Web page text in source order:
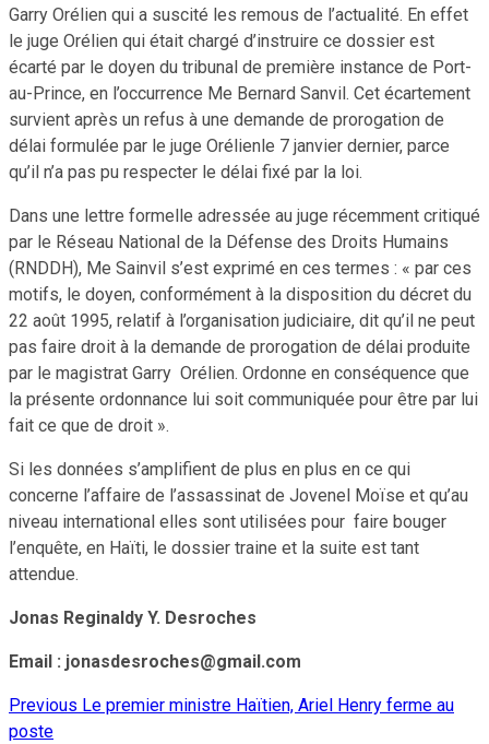
Garry Orélien qui a suscité les remous de l’actualité. En effet
le juge Orélien qui était chargé d’instruire ce dossier est
écarté par le doyen du tribunal de première instance de Port-
au-Prince, en l’occurrence Me Bernard Sanvil. Cet écartement
survient après un refus à une demande de prorogation de
délai formulée par le juge Orélienle 7 janvier dernier, parce
qu’il n’a pas pu respecter le délai fixé par la loi.
Dans une lettre formelle adressée au juge récemment critiqué
par le Réseau National de la Défense des Droits Humains
(RNDDH), Me Sainvil s’est exprimé en ces termes : « par ces
motifs, le doyen, conformément à la disposition du décret du
22 août 1995, relatif à l’organisation judiciaire, dit qu’il ne peut
pas faire droit à la demande de prorogation de délai produite
par le magistrat Garry Orélien. Ordonne en conséquence que
la présente ordonnance lui soit communiquée pour être par lui
fait ce que de droit ».
Si les données s’amplifient de plus en plus en ce qui
concerne l’affaire de l’assassinat de Jovenel Moïse et qu’au
niveau international elles sont utilisées pour faire bouger
l’enquête, en Haïti, le dossier traine et la suite est tant
attendue.
Jonas Reginaldy Y. Desroches
Email : jonasdesroches@gmail.com
Continue
Previous Le premier ministre Haïtien, Ariel Henry ferme au
poste